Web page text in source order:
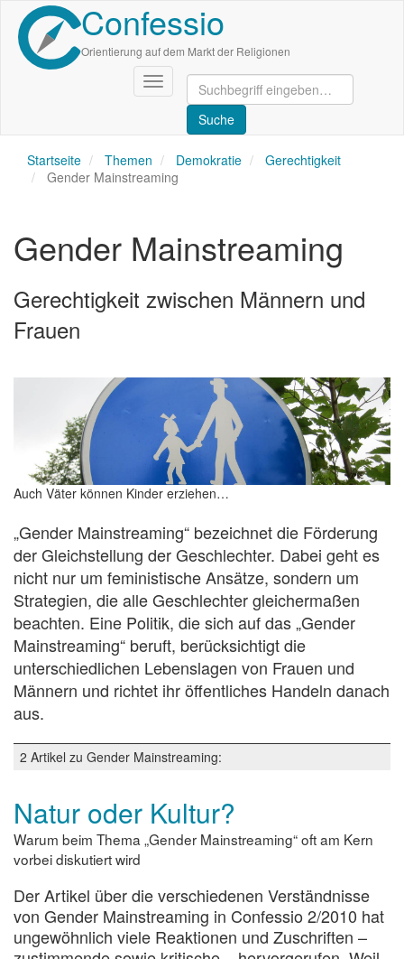
Direkt
zum
Inhalt
Confessio
Orientierung auf dem Markt der Religionen
Navigation
aktivieren/deaktivieren
Startseite Themen Demokratie
Gerechtigkeit
Gender Mainstreaming
Gender Mainstreaming
Gerechtigkeit zwischen Männern und
Frauen
Auch Väter können Kinder erziehen…
„Gender Mainstreaming“ bezeichnet die Förderung
der Gleichstellung der Geschlechter. Dabei geht es
nicht nur um feministische Ansätze, sondern um
Strategien, die alle Geschlechter gleichermaßen
beachten. Eine Politik, die sich auf das „Gender
Mainstreaming“ beruft, berücksichtigt die
unterschiedlichen Lebenslagen von Frauen und
Männern und richtet ihr öffentliches Handeln danach
aus.
2 Artikel zu Gender Mainstreaming:
Natur oder Kultur?
Warum beim Thema „Gender Mainstreaming“ oft am Kern
vorbei diskutiert wird
Der Artikel über die verschiedenen Verständnisse
von Gender Mainstreaming in Confessio 2/2010 hat
ungewöhnlich viele Reaktionen und Zuschriften –